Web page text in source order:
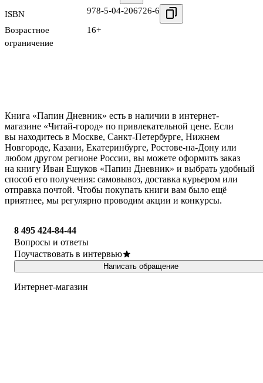
ISBN 978-5-04-206726-6
Возрастное
ограничение
16+
Книга «Папин Дневник» есть в наличии в интернет-
магазине «Читай-город» по привлекательной цене. Если
вы находитесь в Москве, Санкт-Петербурге, Нижнем
Новгороде, Казани, Екатеринбурге, Ростове-на-Дону или
любом другом регионе России, вы можете оформить заказ
на книгу Иван Ешуков «Папин Дневник» и выбрать удобный
способ его получения: самовывоз, доставка курьером или
отправка почтой. Чтобы покупать книги вам было ещё
приятнее, мы регулярно проводим акции и конкурсы.
8 495 424-84-44
Вопросы и ответы
Поучаствовать в интервью
Написать обращение
Интернет-магазин